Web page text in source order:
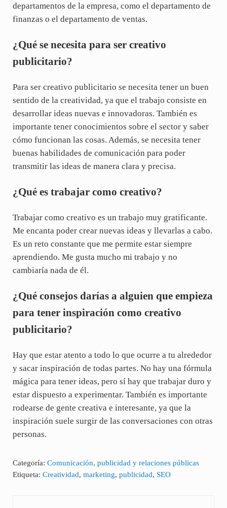
departamentos de la empresa, como el departamento de
finanzas o el departamento de ventas.
¿Qué se necesita para ser creativo
publicitario?
Para ser creativo publicitario se necesita tener un buen
sentido de la creatividad, ya que el trabajo consiste en
desarrollar ideas nuevas e innovadoras. También es
importante tener conocimientos sobre el sector y saber
cómo funcionan las cosas. Además, se necesita tener
buenas habilidades de comunicación para poder
transmitir las ideas de manera clara y precisa.
¿Qué es trabajar como creativo?
Trabajar como creativo es un trabajo muy gratificante.
Me encanta poder crear nuevas ideas y llevarlas a cabo.
Es un reto constante que me permite estar siempre
aprendiendo. Me gusta mucho mi trabajo y no
cambiaría nada de él.
¿Qué consejos darías a alguien que empieza
para tener inspiración como creativo
publicitario?
Hay que estar atento a todo lo que ocurre a tu alrededor
y sacar inspiración de todas partes. No hay una fórmula
mágica para tener ideas, pero sí hay que trabajar duro y
estar dispuesto a experimentar. También es importante
rodearse de gente creativa e interesante, ya que la
inspiración suele surgir de las conversaciones con otras
personas.
Categoría: Comunicación, publicidad y relaciones públicas
Etiqueta: Creatividad, marketing, publicidad, SEO